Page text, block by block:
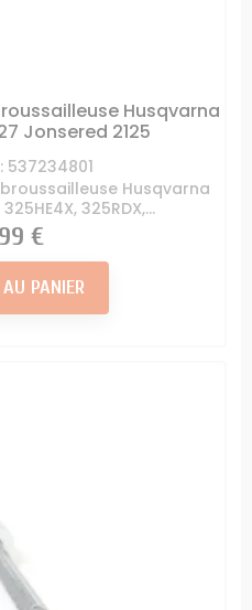
Husqvarna
Jonsered 2125
537234801
Husqvarna
325RDX,...
€
PANIER